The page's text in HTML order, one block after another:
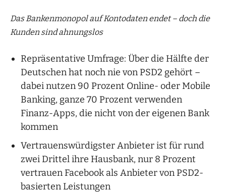
Das Bankenmonopol auf Kontodaten endet – doch die
Kunden sind ahnungslos
Repräsentative Umfrage: Über die Hälfte der
Deutschen hat noch nie von PSD2 gehört –
dabei nutzen 90 Prozent Online- oder Mobile
Banking, ganze 70 Prozent verwenden
Finanz-Apps, die nicht von der eigenen Bank
kommen
Vertrauenswürdigster Anbieter ist für rund
zwei Drittel ihre Hausbank, nur 8 Prozent
vertrauen Facebook als Anbieter von PSD2-
basierten Leistungen